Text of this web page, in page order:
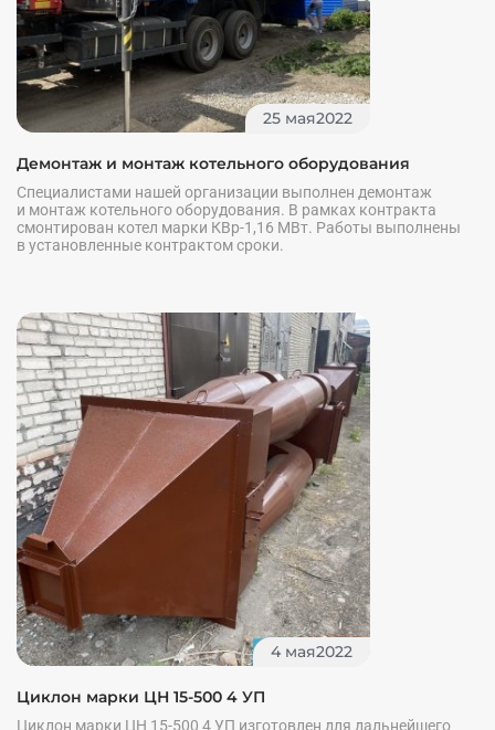
25 мая2022
Демонтаж и монтаж котельного оборудования
Специалистами нашей организации выполнен демонтаж
и монтаж котельного оборудования. В рамках контракта
смонтирован котел марки КВр-1,16 МВт. Работы выполнены
в установленные контрактом сроки.
4 мая2022
Циклон марки ЦН 15-500 4 УП
Циклон марки ЦН 15-500 4 УП изготовлен для дальнейшего